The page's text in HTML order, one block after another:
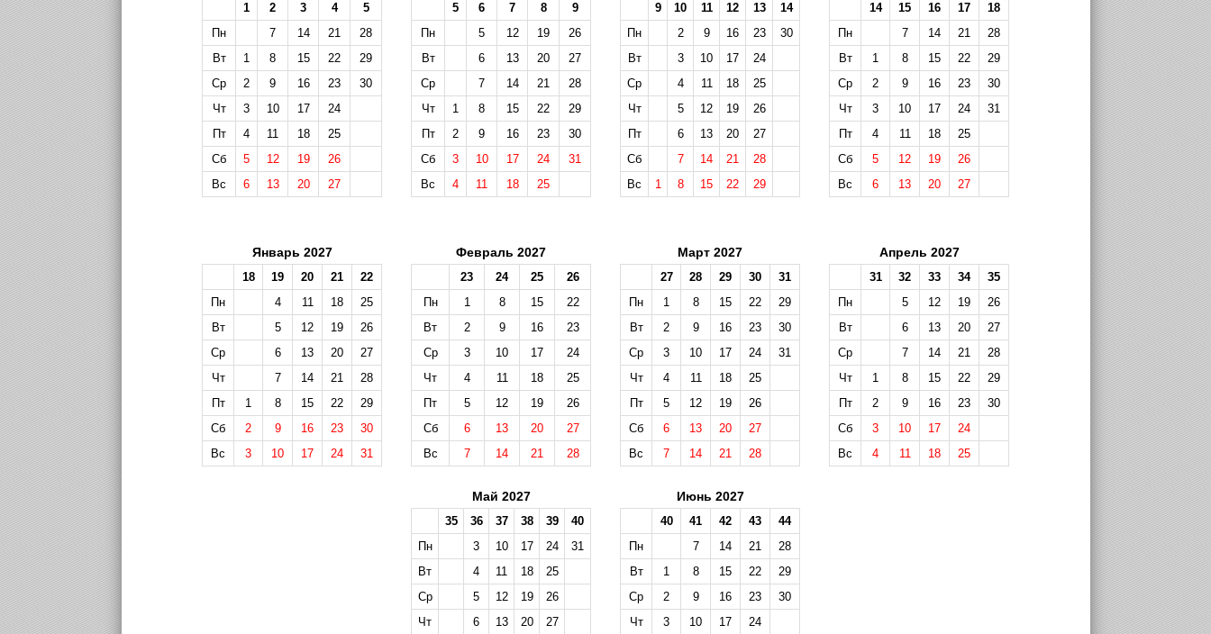
1 2 3 4
5
Пн
7 14 21
28
Вт
1 8 15 22
29
Ср
2 9 16 23
30
Чт
3 10 17
24
Пт
4 11 18
25
Сб
5 12 19
26
Вс
6 13 20 27
5 6 7 8
9
Пн
5 12 19
26
Вт
6 13 20
27
Ср
7 14 21
28
Чт
1 8 15 22
29
Пт
2 9 16 23
30
Сб
3 10 17 24
31
Вс
4 11 18 25
9 10 11 12 13
14
Пн
2 9 16 23
30
Вт
3 10 17
24
Ср
4 11 18
25
Чт
5 12 19
26
Пт
6 13 20
27
Сб
7 14 21
28
Вс
1 8 15 22 29
14 15 16 17
18
Пн
7 14 21
28
Вт
1 8 15 22
29
Ср
2 9 16 23
30
Чт
3 10 17 24
31
Пт
4 11 18
25
Сб
5 12 19
26
Вс
6 13 20 27
Январь 2027
18 19 20 21
22
Пн
4 11 18
25
Вт
5 12 19
26
Ср
6 13 20
27
Чт
7 14 21
28
Пт
1 8 15 22
29
Сб
2 9 16 23
30
Вс
3 10 17 24 31
Февраль 2027
23 24 25
26
Пн
1 8 15
22
Вт
2 9 16
23
Ср
3 10 17
24
Чт
4 11 18
25
Пт
5 12 19
26
Сб
6 13 20
27
Вс
7 14 21 28
Март 2027
27 28 29 30
31
Пн
1 8 15 22
29
Вт
2 9 16 23
30
Ср
3 10 17 24
31
Чт
4 11 18
25
Пт
5 12 19
26
Сб
6 13 20
27
Вс
7 14 21 28
Апрель 2027
31 32 33 34
35
Пн
5 12 19
26
Вт
6 13 20
27
Ср
7 14 21
28
Чт
1 8 15 22
29
Пт
2 9 16 23
30
Сб
3 10 17
24
Вс
4 11 18 25
Май 2027
35 36 37 38 39
40
Пн
3 10 17 24
31
Вт
4 11 18
25
Ср
5 12 19
26
Чт
6 13 20 27
Июнь 2027
40 41 42 43
44
Пн
7 14 21
28
Вт
1 8 15 22
29
Ср
2 9 16 23
30
Чт
3 10 17 24